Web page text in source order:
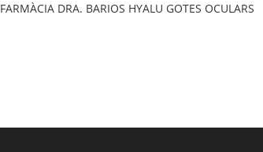
FARMÀCIA DRA. BARIOS HYALU GOTES OCULARS